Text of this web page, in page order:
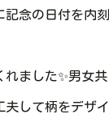
念の日付を内
ました✨男女
して柄をデザ